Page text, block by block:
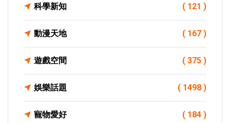
科學新知 ( 121 )
動漫天地 ( 167 )
遊戲空間 ( 375 )
娛樂話題 ( 1498 )
寵物愛好 ( 184 )